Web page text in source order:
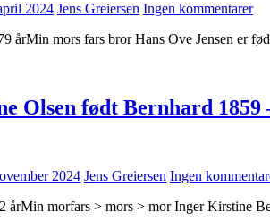
2024 Jens Greiersen Ingen kommentarer
årMin mors fars bror Hans Ove Jensen er
Olsen født Bernhard 1859
2024 Jens Greiersen Ingen
årMin morfars > mors > mor Inger Kirstine